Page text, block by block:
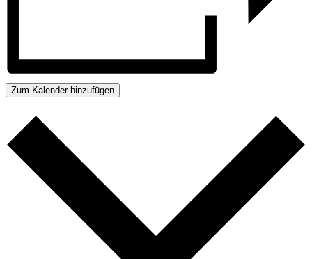
Zum Kalender hinzufügen